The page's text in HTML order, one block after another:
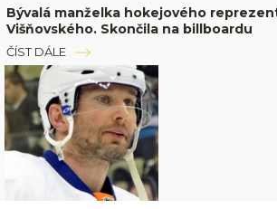
Bývalá manželka hokejového
Višňovského. Skončila na billboardu
ČÍST DÁLE